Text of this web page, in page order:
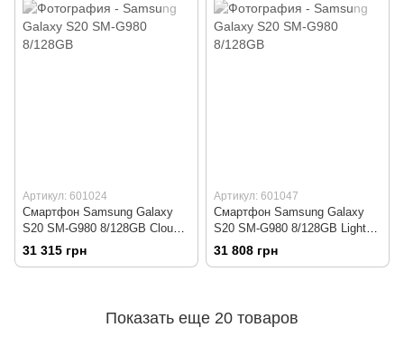
Артикул: 601024
Смартфон Samsung Galaxy
S20 SM-G980 8/128GB Cloud
Pink
31 315 грн
Артикул: 601047
Смартфон Samsung Galaxy
S20 SM-G980 8/128GB Light
Blue
31 808 грн
Показать еще 20 товаров